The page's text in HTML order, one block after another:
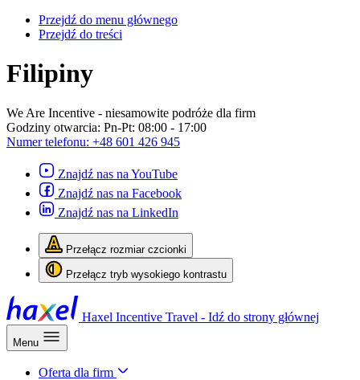
Przejdź do menu głównego
Przejdź do treści
Filipiny
We Are Incentive - niesamowite podróże dla firm
Godziny otwarcia: Pn-Pt: 08:00 - 17:00
Numer telefonu: +48 601 426 945
Znajdź nas na YouTube
Znajdź nas na Facebook
Znajdź nas na LinkedIn
Przełącz rozmiar czcionki
Przełącz tryb wysokiego kontrastu
Haxel Incentive Travel - Idź do strony głównej
Menu
Oferta dla firm